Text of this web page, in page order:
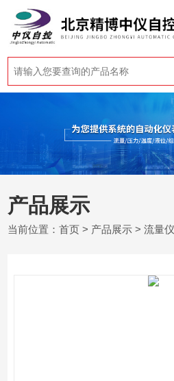
产品展示
当前位置：首页 > 产品展示 >流量